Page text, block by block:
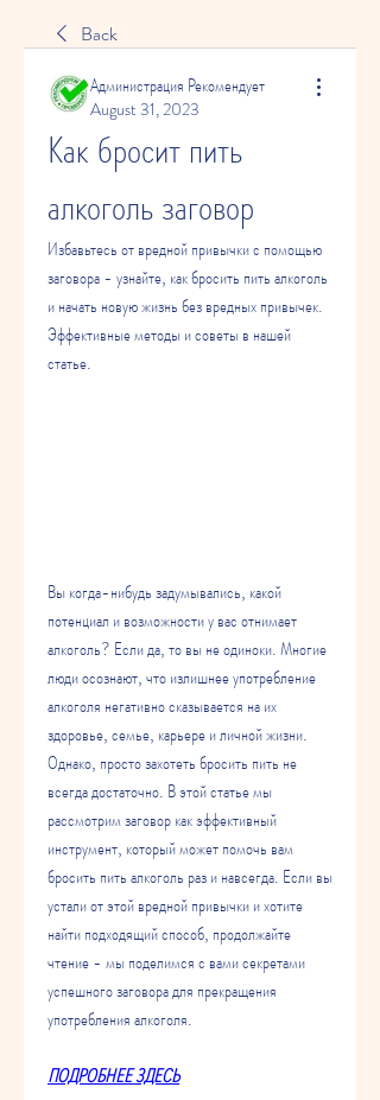
Back
Администрация Рекомендует
August 31, 2023
Как бросит пить
алкоголь заговор
Избавьтесь от вредной привычки с помощью
заговора - узнайте, как бросить пить алкоголь
и начать новую жизнь без вредных привычек.
Эффективные методы и советы в нашей
статье.
Вы когда-нибудь задумывались, какой
потенциал и возможности у вас отнимает
алкоголь? Если да, то вы не одиноки. Многие
люди осознают, что излишнее употребление
алкоголя негативно сказывается на их
здоровье, семье, карьере и личной жизни.
Однако, просто захотеть бросить пить не
всегда достаточно. В этой статье мы
рассмотрим заговор как эффективный
инструмент, который может помочь вам
бросить пить алкоголь раз и навсегда. Если вы
устали от этой вредной привычки и хотите
найти подходящий способ, продолжайте
чтение - мы поделимся с вами секретами
успешного заговора для прекращения
употребления алкоголя.
ПОДРОБНЕЕ ЗДЕСЬ